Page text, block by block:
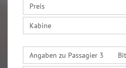
Preis
Kabine
Angaben zu Passagier 3